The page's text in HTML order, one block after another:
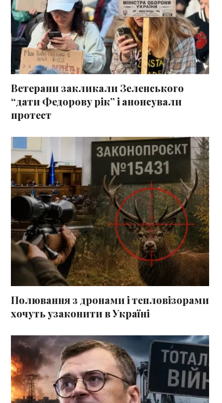
Ветерани закликали Зеленського
“дати Федорову рік” і анонсували
протест
Полювання з дронами і тепловізорами
хочуть узаконити в Україні